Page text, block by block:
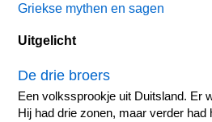
Griekse mythen en sagen
Uitgelicht
De drie broers
Een volkssprookje uit Duitsland. Er
Hij had drie zonen, maar verder had